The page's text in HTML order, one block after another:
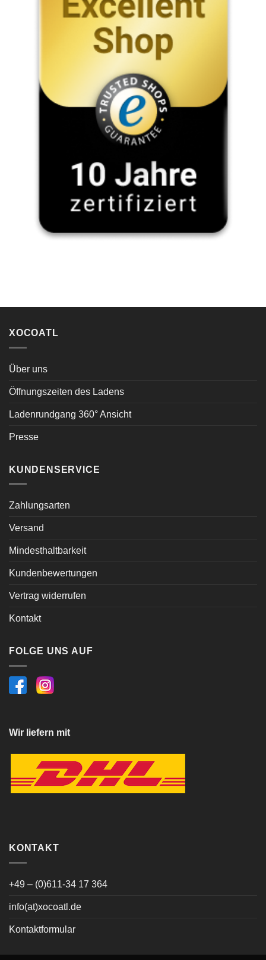
XOCOATL
Über uns
Öffnungszeiten des Ladens
Ladenrundgang 360° Ansicht
Presse
KUNDENSERVICE
Zahlungsarten
Versand
Mindesthaltbarkeit
Kundenbewertungen
Vertrag widerrufen
Kontakt
FOLGE UNS AUF
Wir liefern mit
KONTAKT
+49 – (0)611-34 17 364
info(at)xocoatl.de
Kontaktformular